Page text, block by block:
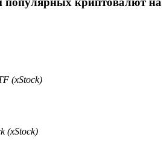
прибыль и гибкие проценты
(xStock)
(xStock)